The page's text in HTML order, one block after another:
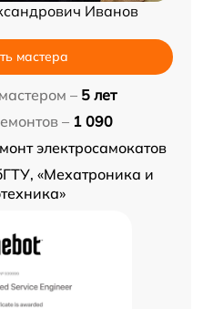
Иванов
мастера
– 5 лет
– 1 090
электросамокатов
«Мехатроника и